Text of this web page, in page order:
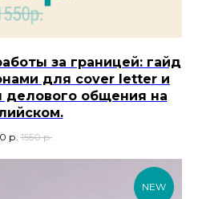
за границей: гайд
для cover letter и
делового общения на
р. 1550 р.
NEW